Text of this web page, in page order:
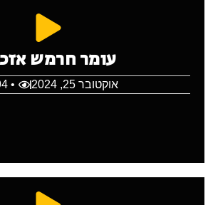
עומר חרמש
אוקטובר 25, 2024 • 3,094